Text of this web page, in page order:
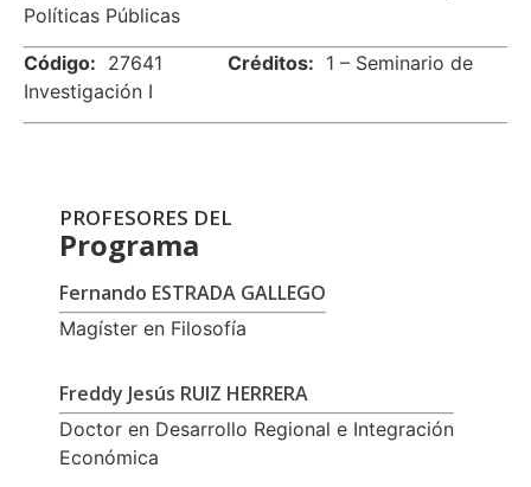
Políticas Públicas
Código: 27641 Créditos: 1 – Seminario de
Investigación I
PROFESORES DEL
Programa
Fernando ESTRADA GALLEGO
Magíster en Filosofía
Freddy Jesús RUIZ HERRERA
Doctor en Desarrollo Regional e Integración
Económica